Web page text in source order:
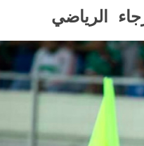
الرياضي